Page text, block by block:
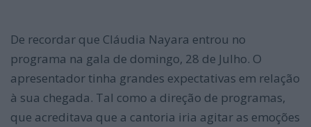
De recordar que Cláudia Nayara entrou no
programa na gala de domingo, 28 de Julho. O
apresentador tinha grandes expectativas em relação
à sua chegada. Tal como a direção de programas,
que acreditava que a cantoria iria agitar as emoções